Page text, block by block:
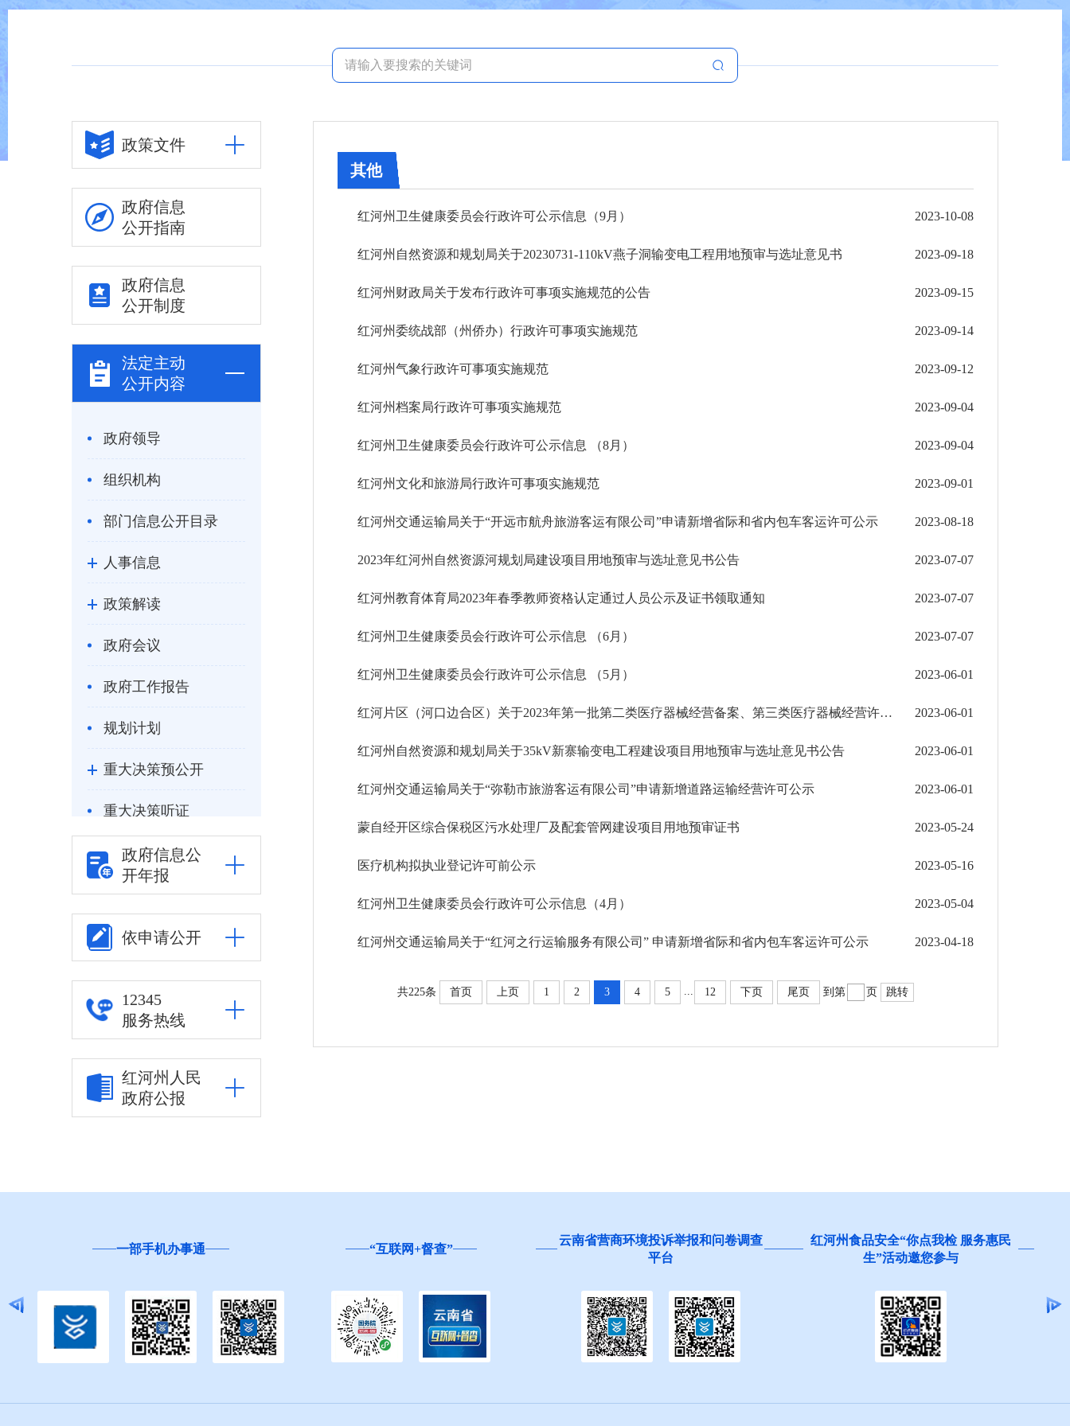
政策文件
政府信息
公开指南
政府信息
公开制度
法定主动
公开内容
政府领导
组织机构
部门信息公开目录
人事信息
政策解读
政府会议
政府工作报告
规划计划
重大决策预公开
重大决策听证
统计信息
自然资源
公安司法
重点领域信息公开
其他
权责清单
行政事项
行政处罚和强制
建议提案办理
重大建设项目
政府信息公
开年报
依申请公开
12345
服务热线
红河州人民
政府公报
其他
红河州卫生健康委员会行政许可公示信息（9月） 2023-10-08
红河州自然资源和规划局关于20230731-110kV燕子洞输变电工程用地预审与选址意见书 2023-09-18
红河州财政局关于发布行政许可事项实施规范的公告 2023-09-15
红河州委统战部（州侨办）行政许可事项实施规范 2023-09-14
红河州气象行政许可事项实施规范 2023-09-12
红河州档案局行政许可事项实施规范 2023-09-04
红河州卫生健康委员会行政许可公示信息 （8月） 2023-09-04
红河州文化和旅游局行政许可事项实施规范 2023-09-01
红河州交通运输局关于“开远市航舟旅游客运有限公司”申请新增省际和省内包车客运许可公示 2023-08-18
2023年红河州自然资源河规划局建设项目用地预审与选址意见书公告 2023-07-07
红河州教育体育局2023年春季教师资格认定通过人员公示及证书领取通知 2023-07-07
红河州卫生健康委员会行政许可公示信息 （6月） 2023-07-07
红河州卫生健康委员会行政许可公示信息 （5月） 2023-06-01
红河片区（河口边合区）关于2023年第一批第二类医疗器械经营备案、第三类医疗器械经营许可名 ... 2023-06-01
红河州自然资源和规划局关于35kV新寨输变电工程建设项目用地预审与选址意见书公告 2023-06-01
红河州交通运输局关于“弥勒市旅游客运有限公司”申请新增道路运输经营许可公示 2023-06-01
蒙自经开区综合保税区污水处理厂及配套管网建设项目用地预审证书 2023-05-24
医疗机构拟执业登记许可前公示 2023-05-16
红河州卫生健康委员会行政许可公示信息（4月） 2023-05-04
红河州交通运输局关于“红河之行运输服务有限公司” 申请新增省际和省内包车客运许可公示 2023-04-18
共225条 首页 上页 1 2 3 4 5 ... 12 下页 尾页 到第 页 跳转
一部手机办事通 “互联网+督查”
云南省营商环境投诉举报和问卷调查
平台
红河州食品安全“你点我检 服务惠民
生”活动邀您参与